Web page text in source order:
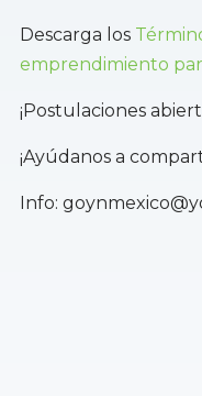
Descarga los
emprendimiento
¡Postulaciones
¡Ayúdanos a
Info: